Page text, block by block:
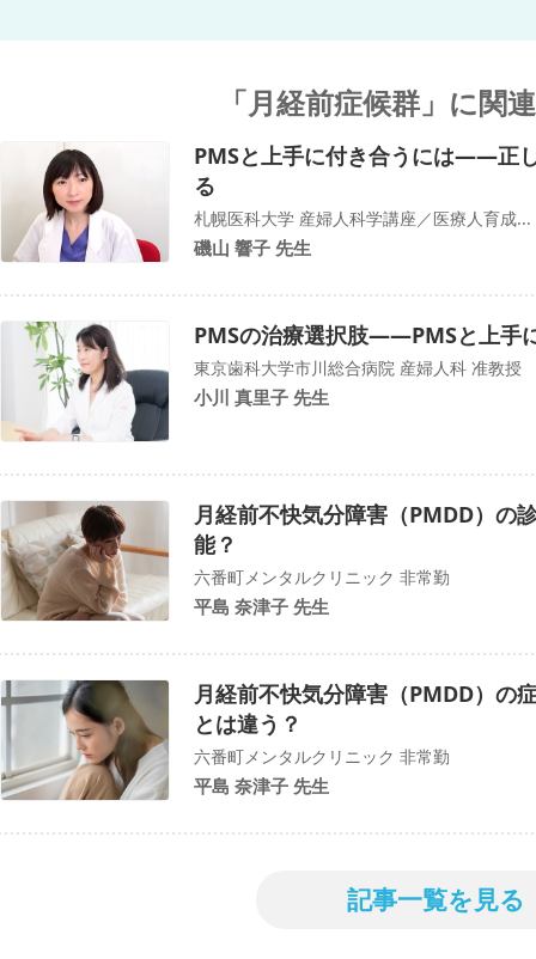
「月経前症候群」に関
PMSと上手に付き合うには――正
る
札幌医科大学 産婦人科学講座／医療人育成...
磯山 響子 先生
PMSの治療選択肢――PMSと上手
東京歯科大学市川総合病院 産婦人科 准教授
小川 真里子 先生
月経前不快気分障害（PMDD）の
能？
六番町メンタルクリニック 非常勤
平島 奈津子 先生
月経前不快気分障害（PMDD）の
とは違う？
六番町メンタルクリニック 非常勤
平島 奈津子 先生
記事一覧を見る